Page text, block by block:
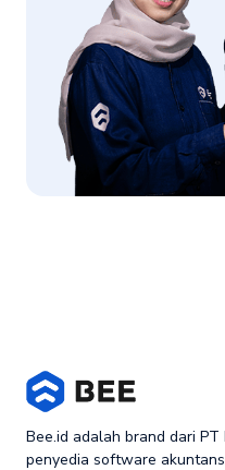
Bee.id adalah brand dari
penyedia software